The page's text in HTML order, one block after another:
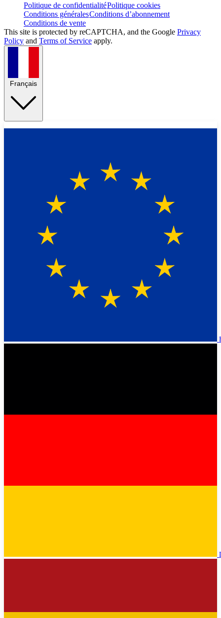
Politique de confidentialitéPolitique cookies
Conditions généralesConditions d’abonnement
Conditions de vente
This site is protected by reCAPTCHA, and the Google Privacy
Policy and Terms of Service apply.
Français